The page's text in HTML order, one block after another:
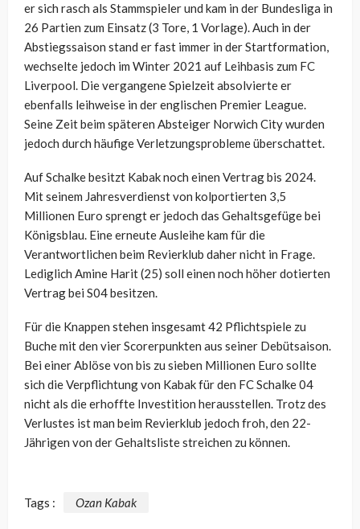
er sich rasch als Stammspieler und kam in der Bundesliga in
26 Partien zum Einsatz (3 Tore, 1 Vorlage). Auch in der
Abstiegssaison stand er fast immer in der Startformation,
wechselte jedoch im Winter 2021 auf Leihbasis zum FC
Liverpool. Die vergangene Spielzeit absolvierte er
ebenfalls leihweise in der englischen Premier League.
Seine Zeit beim späteren Absteiger Norwich City wurden
jedoch durch häufige Verletzungsprobleme überschattet.
Auf Schalke besitzt Kabak noch einen Vertrag bis 2024.
Mit seinem Jahresverdienst von kolportierten 3,5
Millionen Euro sprengt er jedoch das Gehaltsgefüge bei
Königsblau. Eine erneute Ausleihe kam für die
Verantwortlichen beim Revierklub daher nicht in Frage.
Lediglich Amine Harit (25) soll einen noch höher dotierten
Vertrag bei S04 besitzen.
Für die Knappen stehen insgesamt 42 Pflichtspiele zu
Buche mit den vier Scorerpunkten aus seiner Debütsaison.
Bei einer Ablöse von bis zu sieben Millionen Euro sollte
sich die Verpflichtung von Kabak für den FC Schalke 04
nicht als die erhoffte Investition herausstellen. Trotz des
Verlustes ist man beim Revierklub jedoch froh, den 22-
Jährigen von der Gehaltsliste streichen zu können.
Tags : Ozan Kabak